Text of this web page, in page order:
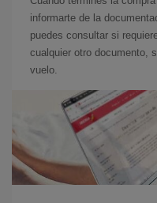
informarte de la
puedes consultar si
cualquier otro documento,
vuelo.